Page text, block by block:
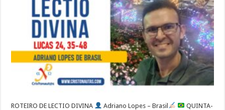
ROTEIRO DE LECTIO DIVINA Adriano Lopes – Brasil
QUINTA-